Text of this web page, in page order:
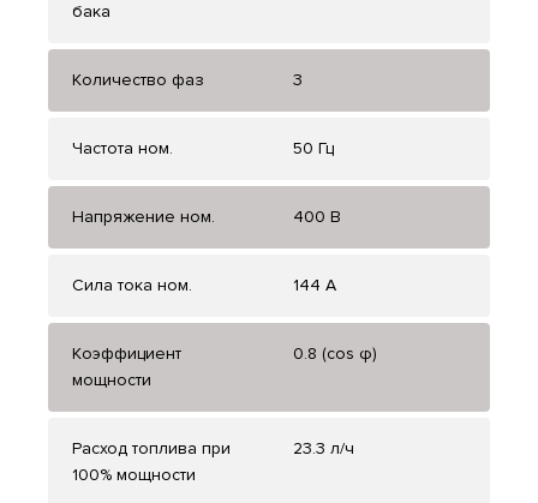
бака
Количество фаз 3
Частота ном. 50 Гц
Напряжение ном. 400 В
Сила тока ном. 144 А
Коэффициент
мощности
0.8 (cos φ)
Расход топлива при
100% мощности
23.3 л/ч